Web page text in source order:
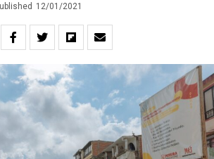
12/01/2021